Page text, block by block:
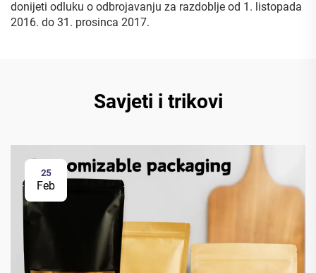
donijeti odluku o odbrojavanju za razdoblje od 1. listopada
2016. do 31. prosinca 2017.
Savjeti i trikovi
25
Feb